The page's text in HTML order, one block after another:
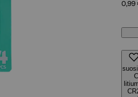
0,99